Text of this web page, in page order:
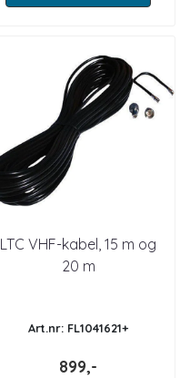
LTC VHF-kabel, 15 m og
20 m
Art.nr: FL1041621+
899,-